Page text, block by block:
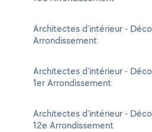
Architectes d'intérieur -
Arrondissement
Architectes d'intérieur -
1er Arrondissement
Architectes d'intérieur -
12e Arrondissement